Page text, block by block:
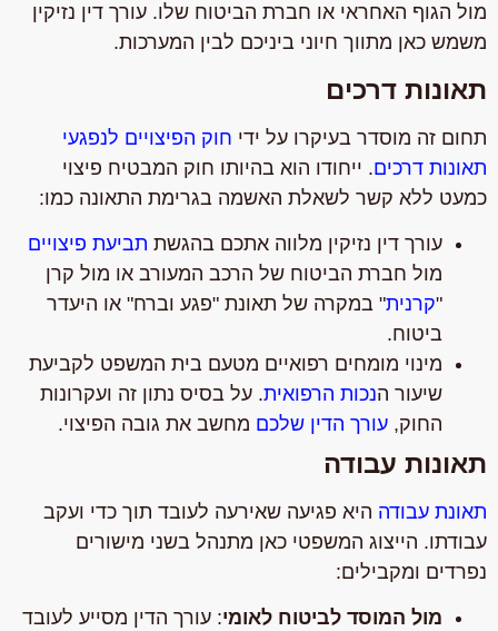
מול הגוף האחראי או חברת הביטוח שלו. עורך דין נזיקין
משמש כאן מתווך חיוני ביניכם לבין המערכות.
תאונות דרכים
תחום זה מוסדר בעיקרו על ידי חוק הפיצויים לנפגעי
תאונות דרכים. ייחודו הוא בהיותו חוק המבטיח פיצוי
כמעט ללא קשר לשאלת האשמה בגרימת התאונה כמו:
עורך דין נזיקין מלווה אתכם בהגשת תביעת פיצויים
מול חברת הביטוח של הרכב המעורב או מול קרן
"קרנית" במקרה של תאונת "פגע וברח" או היעדר
ביטוח.
מינוי מומחים רפואיים מטעם בית המשפט לקביעת
שיעור הנכות הרפואית. על בסיס נתון זה ועקרונות
החוק, עורך הדין שלכםמחשב את גובה הפיצוי.
תאונות עבודה
תאונת עבודה היא פגיעה שאירעה לעובד תוך כדי ועקב
עבודתו. הייצוג המשפטי כאן מתנהל בשני מישורים
נפרדים ומקבילים:
מול המוסד לביטוח לאומי: עורך הדין מסייע לעובד